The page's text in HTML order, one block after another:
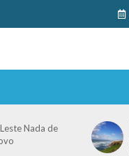
Nada de